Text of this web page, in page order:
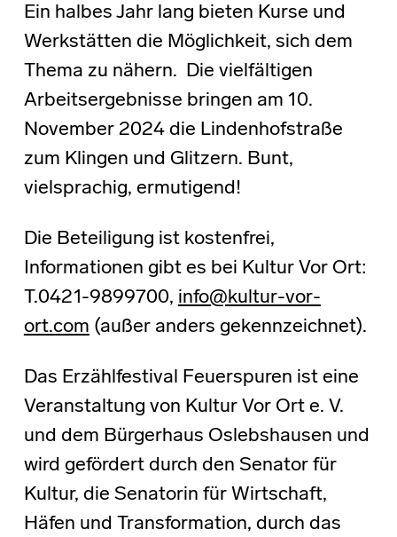
Ein halbes Jahr lang bieten Kurse und
Werkstätten die Möglichkeit, sich dem
Thema zu nähern. Die vielfältigen
Arbeitsergebnisse bringen am 10.
November 2024 die Lindenhofstraße
zum Klingen und Glitzern. Bunt,
vielsprachig, ermutigend!
Die Beteiligung ist kostenfrei,
Informationen gibt es bei Kultur Vor Ort:
T.0421-9899700, info@kultur-vor-
ort.com (außer anders gekennzeichnet).
Das Erzählfestival Feuerspuren ist eine
Veranstaltung von Kultur Vor Ort e. V.
und dem Bürgerhaus Oslebshausen und
wird gefördert durch den Senator für
Kultur, die Senatorin für Wirtschaft,
Häfen und Transformation, durch das